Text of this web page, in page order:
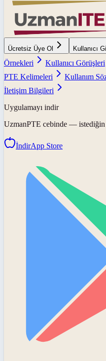
Ücretsiz Üye Ol Kullanıcı
Örnekleri
Kullanıcı Görüşleri
PTE Kelimeleri
Kullanım
İletişim Bilgileri
Uygulamayı indir
UzmanPTE cebinde — istediğin
İndirApp Store